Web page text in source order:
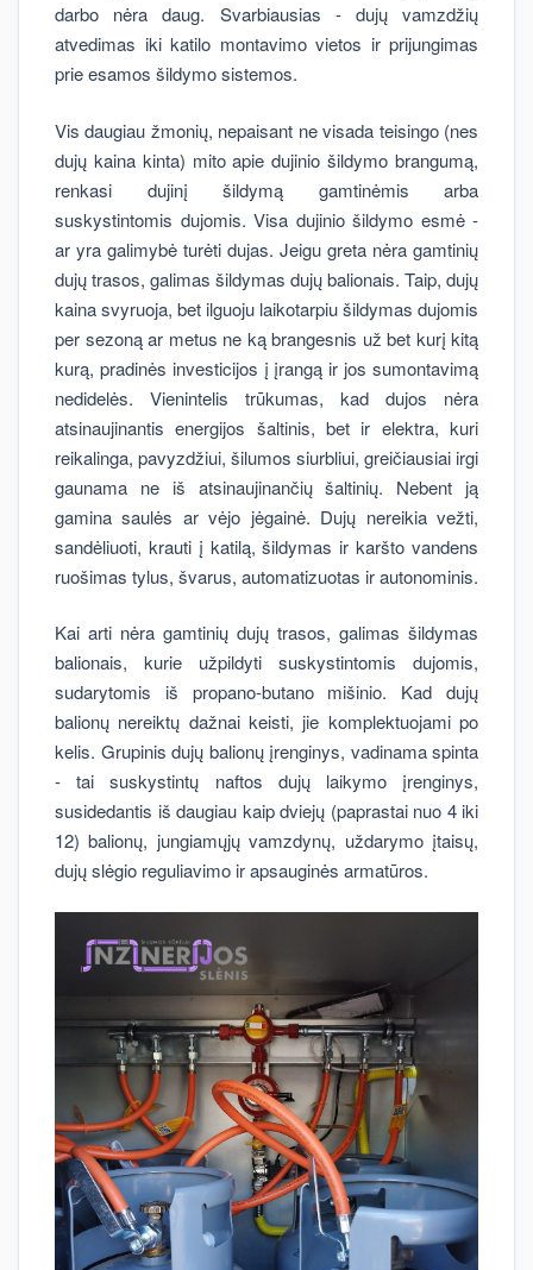
darbo nėra daug. Svarbiausias - dujų vamzdžių
atvedimas iki katilo montavimo vietos ir prijungimas
prie esamos šildymo sistemos.
Vis daugiau žmonių, nepaisant ne visada teisingo (nes
dujų kaina kinta) mito apie dujinio šildymo brangumą,
renkasi dujinį šildymą gamtinėmis arba
suskystintomis dujomis. Visa dujinio šildymo esmė -
ar yra galimybė turėti dujas. Jeigu greta nėra gamtinių
dujų trasos, galimas šildymas dujų balionais. Taip, dujų
kaina svyruoja, bet ilguoju laikotarpiu šildymas dujomis
per sezoną ar metus ne ką brangesnis už bet kurį kitą
kurą, pradinės investicijos į įrangą ir jos sumontavimą
nedidelės. Vienintelis trūkumas, kad dujos nėra
atsinaujinantis energijos šaltinis, bet ir elektra, kuri
reikalinga, pavyzdžiui, šilumos siurbliui, greičiausiai irgi
gaunama ne iš atsinaujinančių šaltinių. Nebent ją
gamina saulės ar vėjo jėgainė. Dujų nereikia vežti,
sandėliuoti, krauti į katilą, šildymas ir karšto vandens
ruošimas tylus, švarus, automatizuotas ir autonominis.
Kai arti nėra gamtinių dujų trasos, galimas šildymas
balionais, kurie užpildyti suskystintomis dujomis,
sudarytomis iš propano-butano mišinio. Kad dujų
balionų nereiktų dažnai keisti, jie komplektuojami po
kelis. Grupinis dujų balionų įrenginys, vadinama spinta
- tai suskystintų naftos dujų laikymo įrenginys,
susidedantis iš daugiau kaip dviejų (paprastai nuo 4 iki
12) balionų, jungiamųjų vamzdynų, uždarymo įtaisų,
dujų slėgio reguliavimo ir apsauginės armatūros.